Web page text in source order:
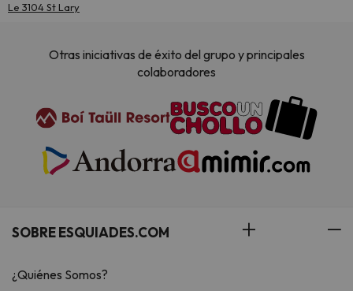
Le 3104 St Lary
Otras iniciativas de éxito del grupo y principales
colaboradores
SOBRE ESQUIADES.COM
¿Quiénes Somos?